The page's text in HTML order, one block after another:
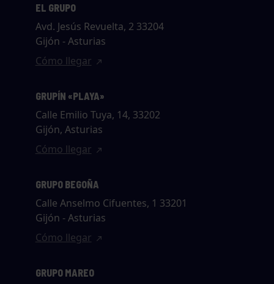
EL GRUPO
Avd. Jesús Revuelta, 2 33204
Gijón - Asturias
Cómo llegar
GRUPÍN «PLAYA»
Calle Emilio Tuya, 14, 33202
Gijón, Asturias
Cómo llegar
GRUPO BEGOÑA
Calle Anselmo Cifuentes, 1 33201
Gijón - Asturias
Cómo llegar
GRUPO MAREO